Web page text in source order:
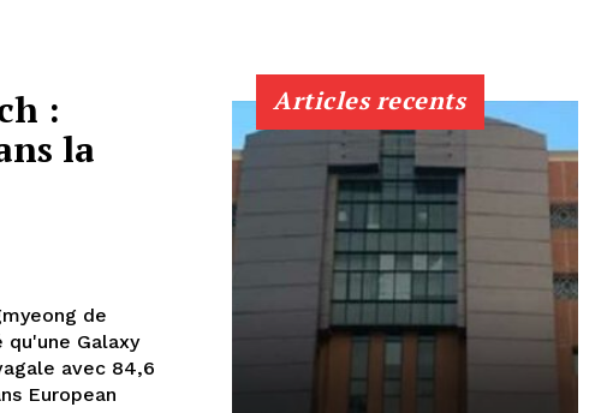
:
la
de
Galaxy
avec 84,6
European
Articles recents